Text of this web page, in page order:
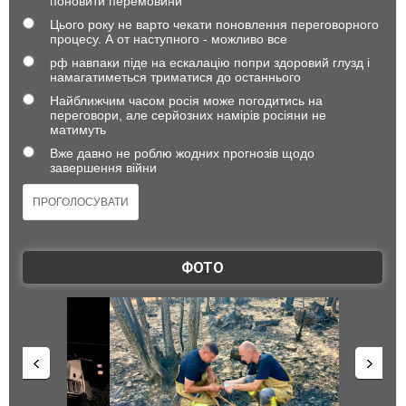
Цього року не варто чекати поновлення переговорного
процесу. А от наступного - можливо все
рф навпаки піде на ескалацію попри здоровий глузд і
намагатиметься триматися до останнього
Найближчим часом росія може погодитись на
переговори, але серйозних намірів росіяни не
матимуть
Вже давно не роблю жодних прогнозів щодо
завершення війни
ФОТО